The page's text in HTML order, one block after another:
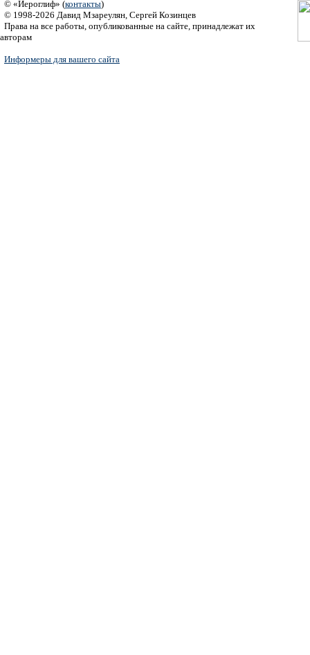
© «Иероглиф» (контакты)
© 1998-2026 Давид Мзареулян, Сергей Козинцев
Права на все работы, опубликованные на сайте, принадлежат их
авторам
Информеры для вашего сайта